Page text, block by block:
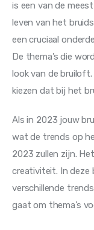
is een van de
leven van het
een cruciaal
De thema’s die
look van de
kiezen dat bij het
Als in 2023 jouw
wat de trends op
2023 zullen zijn.
creativiteit. In deze
verschillende
gaat om thema’s